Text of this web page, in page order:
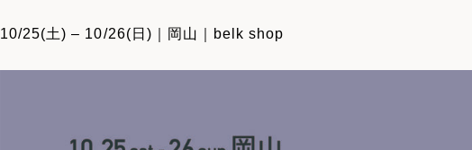
10/25(土) – 10/26(日)｜岡山｜belk shop